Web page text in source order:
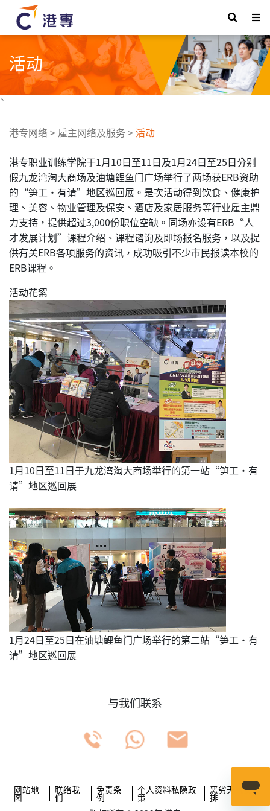
活动
`
港专网络> 雇主网络及服务 >活动
港专职业训练学院于1月10日至11日及1月24日至25日分别
假九龙湾淘大商场及油塘鲤鱼门广场举行了两场获ERB资助
的“笋工‧有请”地区巡回展。是次活动得到饮食、健康护
理、美容、物业管理及保安、酒店及家居服务等行业雇主鼎
力支持，提供超过3,000份职位空缺。同场亦设有ERB“人
才发展计划”课程介绍、课程谘询及即场报名服务，以及提
供有关ERB各项服务的资讯，成功吸引不少市民报读本校的
ERB课程。
活动花絮
1月10日至11日于九龙湾淘大商场举行的第一站“笋工‧有
请”地区巡回展
1月24日至25日在油塘鲤鱼门广场举行的第二站“笋工‧有
请”地区巡回展
与我们联系
网站地
图
联络我
们
免责条
例
个人资料私隐政
策
恶劣天气安
排